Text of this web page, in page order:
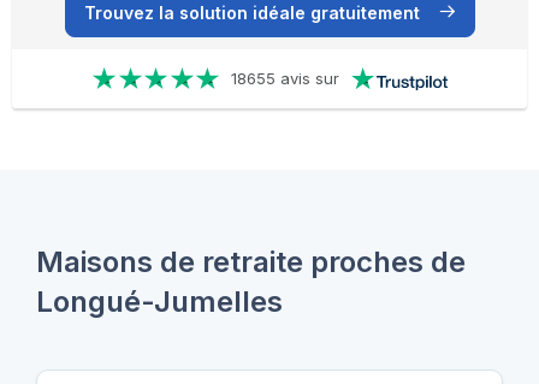
Trouvez la solution idéale gratuitement
18655 avis sur
Maisons de retraite proches de
Longué-Jumelles